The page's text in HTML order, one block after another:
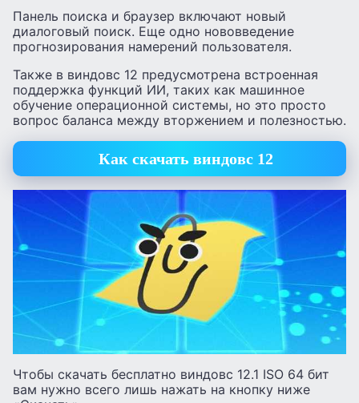
Панель поиска и браузер включают новый
диалоговый поиск. Еще одно нововведение
прогнозирования намерений пользователя.
Также в виндовс 12 предусмотрена встроенная
поддержка функций ИИ, таких как машинное
обучение операционной системы, но это просто
вопрос баланса между вторжением и полезностью.
Как скачать виндовс 12
Чтобы скачать бесплатно виндовс 12.1 ISO 64 бит
вам нужно всего лишь нажать на кнопку ниже